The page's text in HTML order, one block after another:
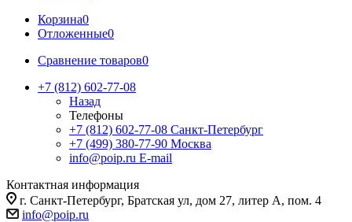
Корзина0
Отложенные0
Сравнение товаров0
+7 (812) 602-77-08
Назад
Телефоны
+7 (812) 602-77-08 Санкт-Петербург
+7 (499) 380-77-90 Москва
info@poip.ru E-mail
Контактная информация
г. Санкт-Петербург, Братская ул, дом 27, литер А, пом. 4
info@poip.ru